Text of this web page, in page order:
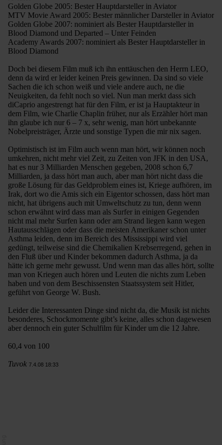
Golden Globe 2005: Bester Hauptdarsteller in Aviator
MTV Movie Award 2005: Bester männlicher Darsteller in Aviator
Golden Globe 2007: nominiert als Bester Hauptdarsteller in
Blood Diamond und Departed – Unter Feinden
Academy Awards 2007: nominiert als Bester Hauptdarsteller in
Blood Diamond
Doch bei diesem Film muß ich ihn enttäuschen den Herrn LEO,
denn da wird er leider keinen Preis gewinnen. Da sind so viele
Sachen die ich schon weiß und viele andere auch, ne die
Neuigkeiten, da fehlt noch so viel. Nun man merkt dass sich
diCaprio angestrengt hat für den Film, er ist ja Hauptakteur in
dem Film, wie Charlie Chaplin früher, nur als Erzähler hört man
ihn glaube ich nur 6 – 7 x, sehr wenig, man hört unbekannte
Nobelpreisträger, Ärzte und sonstige Typen die mir nix sagen.
Optimistisch ist im Film auch wenn man hört, wir können noch
umkehren, nicht mehr viel Zeit, zu Zeiten von JFK in den USA,
hat es nur 3 Milliarden Menschen gegeben, 2008 schon 6,7
Milliarden, ja dass hört man auch, aber man hört nicht dass die
große Lösung für das Geldproblem eines ist, Kriege aufhören, im
Irak, dort wo die Amis sich ein Eigentor schossen, dass hört man
nicht, hat übrigens auch mit Umweltschutz zu tun, denn wenn
schon erwähnt wird dass man als Surfer in einigen Gegenden
nicht mal mehr Surfen kann oder am Strand liegen kann wegen
Hautausschlägen oder dass die meisten Amerikaner schon unter
Asthma leiden, denn im Bereich des Mississippi wird viel
gedüngt, teilweise sind die Chemikalien Krebserregend, gehen in
den Fluß über und Kinder bekommen dadurch Asthma, ja da
hätte ich gerne mehr gewusst. Und wenn man das alles hört, sollte
man von Kriegen auch hören und Leuten die nichts zum Leben
haben und von dem Beschissensten Staatssystem seit Hitler,
geführt von George W. Bush.
Leider die Interessanten Dinge sind nicht da, die Musik ist nichts
besonderes, Schockmomente gibt’s keine, alles schon dagewesen
aber dennoch ein guter Schulfilm für Kinder um die 12 Jahre.
60,4 von 100
Tuvok 7.4.08 18:33